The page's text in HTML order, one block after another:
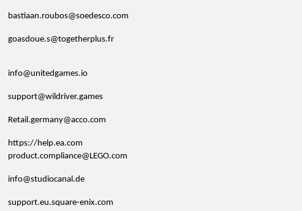
bastiaan.roubos@soedesco.com
goasdoue.s@togetherplus.fr
info@unitedgames.io
support@wildriver.games
Retail.germany@acco.com
https://help.ea.com
product.compliance@LEGO.com
info@studiocanal.de
support.eu.square-enix.com